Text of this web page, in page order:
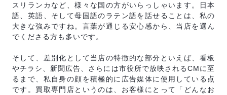
スリランカなど、様々な国の方がいらっしゃいます。日本
語、英語、そして母国語のラテン語を話せることは、私の
大きな強みですね。言葉が通じる安心感から、当店を選ん
でくださる方も多いです。
そして、差別化として当店の特徴的な部分といえば、看板
やチラシ、新聞広告、さらには市役所で放映されるCMに至
るまで、私自身の顔を積極的に広告媒体に使用している点
です。買取専門店というのは、お客様にとって「どんなお